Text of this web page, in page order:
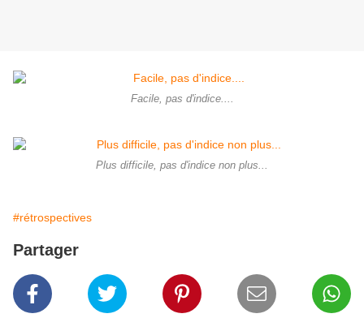
Facile, pas d'indice....
Plus difficile, pas d'indice non plus...
#rétrospectives
Partager